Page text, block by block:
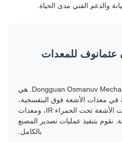
والدعم الفني مدى الحياة.
للمعدات
Dongguan Osmanuv Mechanical Equipment Co., Ltd. هي
معدات الأشعة فوق البنفسجية،
وأنظمة الطلاء، ومعدات الأشعة تحت الحمراء IR، ومعدات
نقوم بتنفيذ عمليات تصدير المصنع
بالكامل.